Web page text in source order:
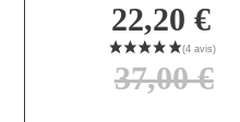
22,20 €
37,00 €